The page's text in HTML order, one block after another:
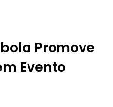
Promove
Evento